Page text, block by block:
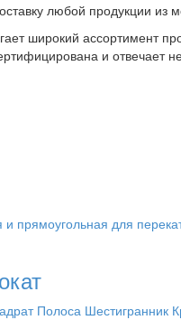
любой продукции из
широкий ассортимент
и отвечает
и прямоугольная для
Полоса Шестигранник